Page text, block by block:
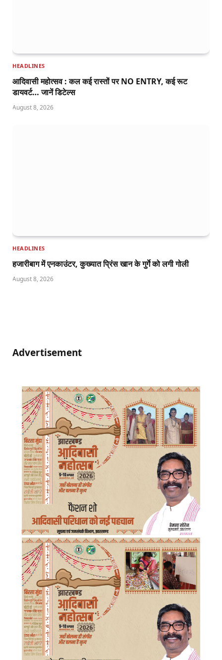
HEADLINES
आदिवासी महोत्सव : कल कई रास्तों पर NO ENTRY, कई रूट
डायवर्ट… जानें डिटेल्स
August 8, 2026
HEADLINES
हजारीबाग में एनकाउंटर, कुख्यात प्रिंस खान के गुर्गे को लगी गोली
August 8, 2026
Advertisement